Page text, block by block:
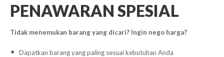
PENAWARAN SPESIAL
Tidak menemukan barang yang dicari? Ingin nego harga?
Dapatkan barang yang paling sesuai kebutuhan Anda